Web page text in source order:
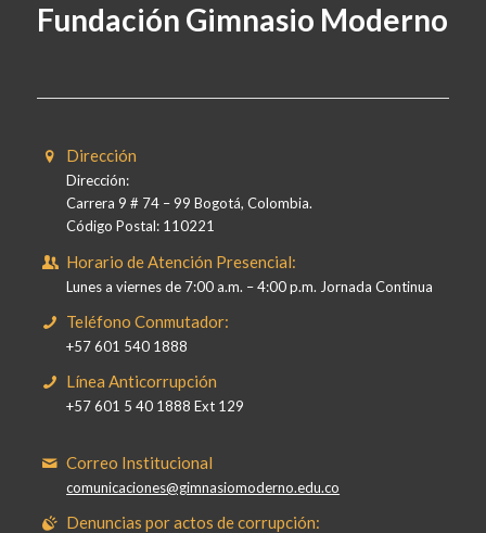
Fundación Gimnasio Moderno
Dirección
Dirección:
Carrera 9 # 74 – 99 Bogotá, Colombia.
Código Postal: 110221
Horario de Atención Presencial:
Lunes a viernes de 7:00 a.m. – 4:00 p.m. Jornada Continua
Teléfono Conmutador:
+57 601 540 1888
Línea Anticorrupción
+57 601 5 40 1888 Ext 129
Correo Institucional
comunicaciones@gimnasiomoderno.edu.co
Denuncias por actos de corrupción: